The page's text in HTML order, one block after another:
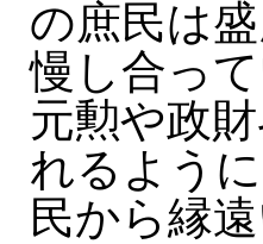
の庶民は
慢し合っ
元勲や政
れるよう
民から縁